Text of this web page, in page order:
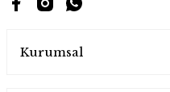
Kurumsal